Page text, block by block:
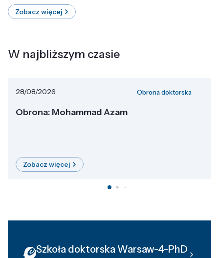
Zobacz więcej
W najbliższym czasie
28/08/2026 Obrona doktorska
Obrona: Mohammad Azam
Zobacz więcej
Szkoła doktorska Warsaw-4-PhD